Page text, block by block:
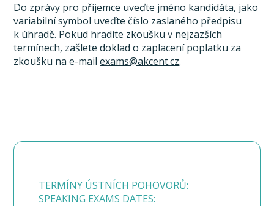
Do zprávy pro příjemce uveďte jméno kandidáta, jako
variabilní symbol uveďte číslo zaslaného předpisu
k úhradě. Pokud hradíte zkoušku v nejzazších
termínech, zašlete doklad o zaplacení poplatku za
zkoušku na e-mailexams@akcent.cz.
TERMÍNY ÚSTNÍCH POHOVORŮ:
SPEAKING EXAMS DATES: